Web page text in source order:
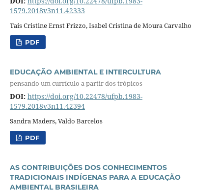
1579.2018v3n11.42333
Taís Cristine Ernst Frizzo, Isabel Cristina de Moura Carvalho
PDF
EDUCAÇÃO AMBIENTAL E INTERCULTURA
pensando um currículo a partir dos trópicos
DOI: https://doi.org/10.22478/ufpb.1983-
1579.2018v3n11.42394
Sandra Maders, Valdo Barcelos
PDF
AS CONTRIBUIÇÕES DOS CONHECIMENTOS
TRADICIONAIS INDÍGENAS PARA A EDUCAÇÃO
AMBIENTAL BRASILEIRA